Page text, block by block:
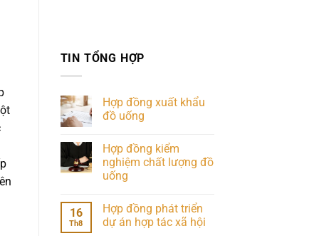
TIN TỔNG HỢP
Hợp đồng xuất khẩu
đồ uống
Hợp đồng kiểm
nghiệm chất lượng đồ
uống
16
Th8
Hợp đồng phát triển
dự án hợp tác xã hội